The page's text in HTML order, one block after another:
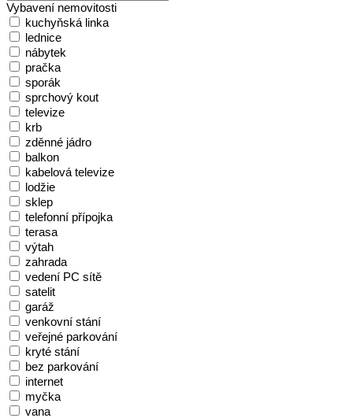
Vybavení nemovitosti
kuchyňská linka
lednice
nábytek
pračka
sporák
sprchový kout
televize
krb
zděnné jádro
balkon
kabelová televize
lodžie
sklep
telefonní přípojka
terasa
výtah
zahrada
vedení PC sítě
satelit
garáž
venkovní stání
veřejné parkování
kryté stání
bez parkování
internet
myčka
vana